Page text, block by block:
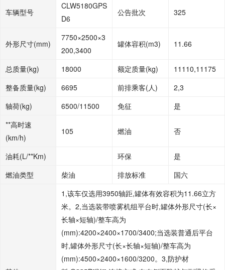
车辆型号
CLW5180GPS
D6
公告批次 325
外形尺寸(mm)
7750×2500×3
200,3400
罐体容积(m3) 11.66
总质量(kg) 18000 额定质量(kg)
11110,11175
整备质量(kg)
6695 前排乘客(人)
2,3
轴荷(kg)
6500/11500 免征
是
**高时速
(km/h)
105 燃油 否
油耗(L/**Km) 环保
是
燃油类型
柴油 排放标准 国六
1,该车仅选用3950轴距,罐体有效容积为11.66立方
米。2,当选装带喷雾机组平台时,罐体外形尺寸(长×
长轴×短轴)/整车高为
(mm):4200×2400×1700/3400;当选装普通后平台
时,罐体外形尺寸(长×长轴×短轴)/整车高为
(mm):4500×2400×1600/3200。3,防护材